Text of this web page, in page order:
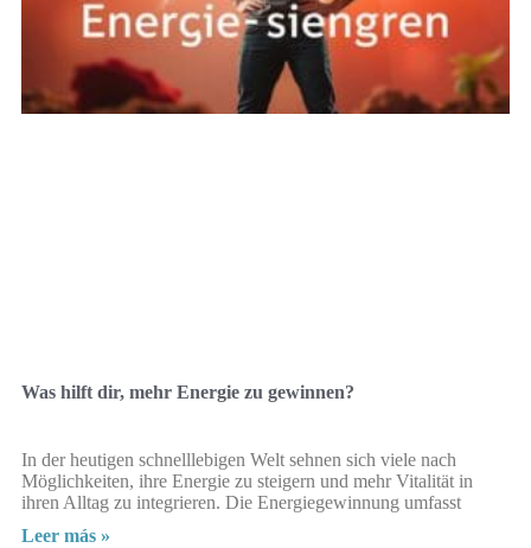
Was hilft dir, mehr Energie zu gewinnen?
In der heutigen schnelllebigen Welt sehnen sich viele nach
Möglichkeiten, ihre Energie zu steigern und mehr Vitalität in
ihren Alltag zu integrieren. Die Energiegewinnung umfasst
Leer más »